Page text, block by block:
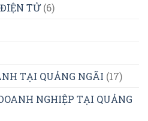
TỬ(6)
TẠI QUẢNG NGÃI (17)
NGHIỆP TẠI QUẢNG